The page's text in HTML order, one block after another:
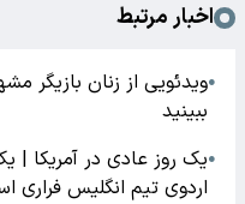
اخبار مرتبط
●ویدئویی از زنان بازیگر
ببینید
●یک روز عادی در آمریکا
اردوی تیم انگلیس فراری